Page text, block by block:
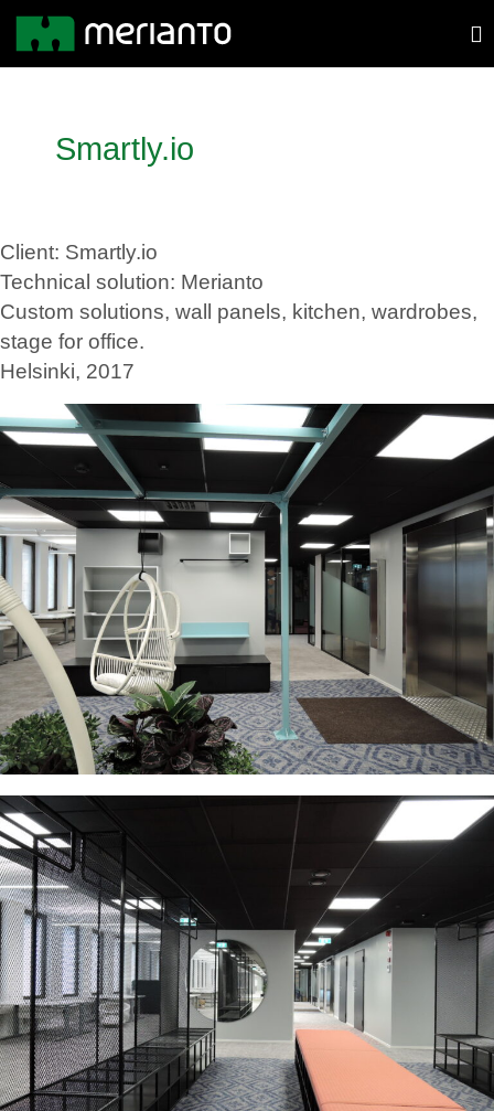
Smartly.io
Client: Smartly.io
Technical solution: Merianto
Custom solutions, wall panels, kitchen, wardrobes,
stage for office.
Helsinki, 2017